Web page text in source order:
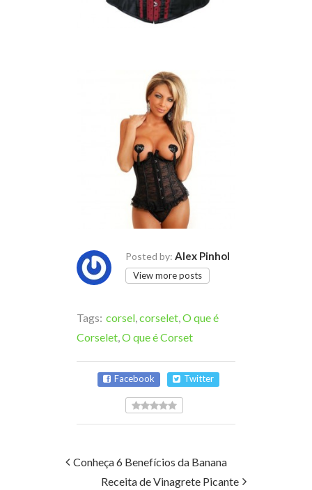
Posted by: Alex Pinhol
View more posts
Tags: corsel,corselet,O que é
Corselet,O que é Corset
Facebook Twitter
Conheça 6 Benefícios da Banana
Receita de Vinagrete Picante